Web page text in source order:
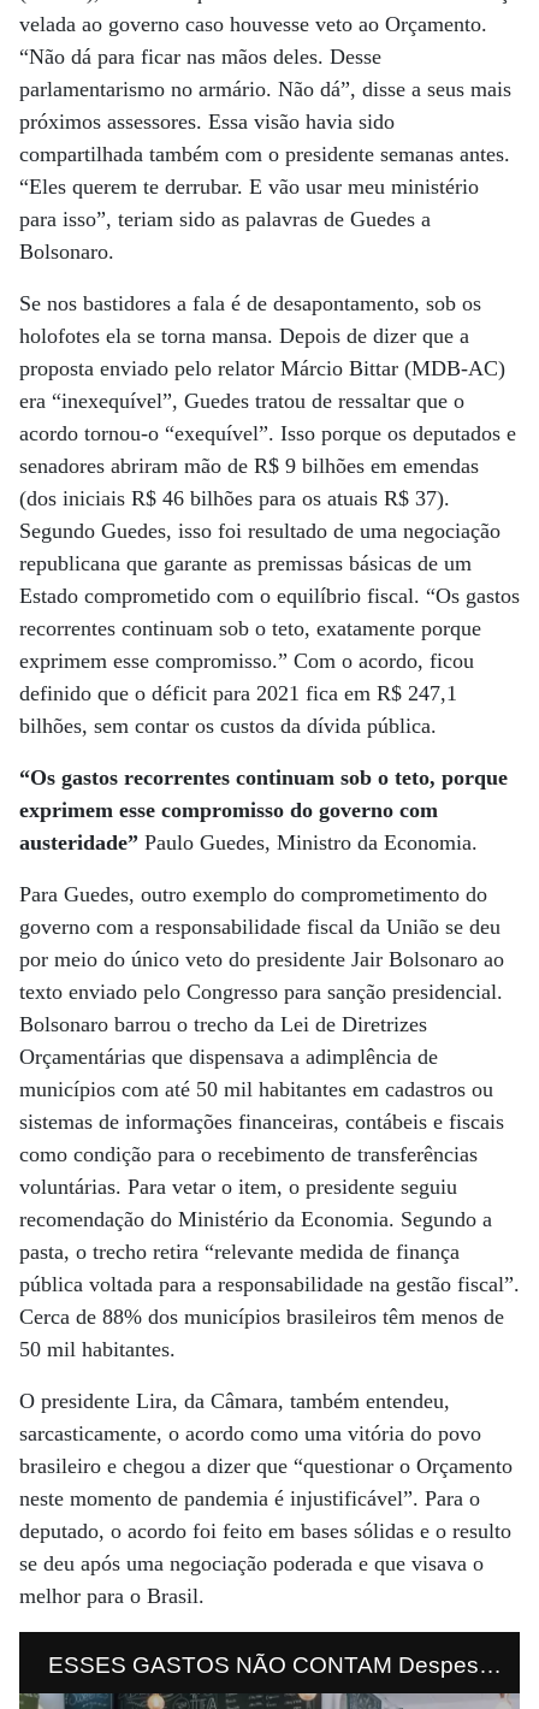
velada ao governo caso houvesse veto ao Orçamento.
“Não dá para ficar nas mãos deles. Desse
parlamentarismo no armário. Não dá”, disse a seus mais
próximos assessores. Essa visão havia sido
compartilhada também com o presidente semanas antes.
“Eles querem te derrubar. E vão usar meu ministério
para isso”, teriam sido as palavras de Guedes a
Bolsonaro.
Se nos bastidores a fala é de desapontamento, sob os
holofotes ela se torna mansa. Depois de dizer que a
proposta enviado pelo relator Márcio Bittar (MDB-AC)
era “inexequível”, Guedes tratou de ressaltar que o
acordo tornou-o “exequível”. Isso porque os deputados e
senadores abriram mão de R$ 9 bilhões em emendas
(dos iniciais R$ 46 bilhões para os atuais R$ 37).
Segundo Guedes, isso foi resultado de uma negociação
republicana que garante as premissas básicas de um
Estado comprometido com o equilíbrio fiscal. “Os gastos
recorrentes continuam sob o teto, exatamente porque
exprimem esse compromisso.” Com o acordo, ficou
definido que o déficit para 2021 fica em R$ 247,1
bilhões, sem contar os custos da dívida pública.
“Os gastos recorrentes continuam sob o teto, porque
exprimem esse compromisso do governo com
austeridade” Paulo Guedes, Ministro da Economia.
Para Guedes, outro exemplo do comprometimento do
governo com a responsabilidade fiscal da União se deu
por meio do único veto do presidente Jair Bolsonaro ao
texto enviado pelo Congresso para sanção presidencial.
Bolsonaro barrou o trecho da Lei de Diretrizes
Orçamentárias que dispensava a adimplência de
municípios com até 50 mil habitantes em cadastros ou
sistemas de informações financeiras, contábeis e fiscais
como condição para o recebimento de transferências
voluntárias. Para vetar o item, o presidente seguiu
recomendação do Ministério da Economia. Segundo a
pasta, o trecho retira “relevante medida de finança
pública voltada para a responsabilidade na gestão fiscal”.
Cerca de 88% dos municípios brasileiros têm menos de
50 mil habitantes.
O presidente Lira, da Câmara, também entendeu,
sarcasticamente, o acordo como uma vitória do povo
brasileiro e chegou a dizer que “questionar o Orçamento
neste momento de pandemia é injustificável”. Para o
deputado, o acordo foi feito em bases sólidas e o resulto
se deu após uma negociação poderada e que visava o
melhor para o Brasil.
ESSES GASTOS NÃO CONTAM Despesa